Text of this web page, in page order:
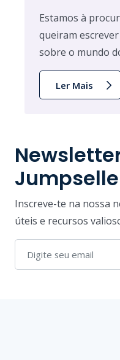
Estamos à
queiram
sobre o mundo
Ler Mais
Inscreve-te na nossa
úteis e recursos